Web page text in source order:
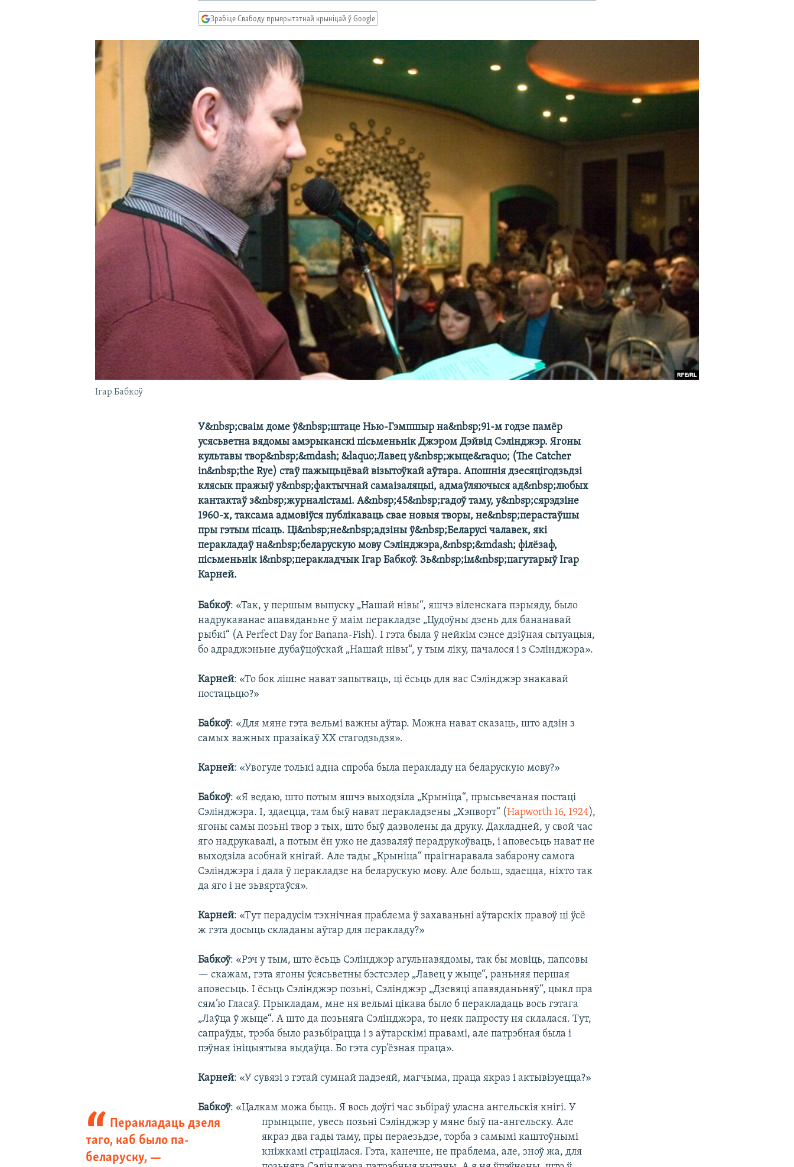
Зрабіце Свабоду прыярытэтнай крыніцай ў Google
Ігар Бабкоў
У&nbsp;сваім доме ў&nbsp;штаце Нью-Гэмпшыр на&nbsp;91-м годзе памёр
усясьветна вядомы амэрыканскі пісьменьнік Джэром Дэйвід Сэлінджэр. Ягоны
культавы твор&nbsp;&mdash; &laquo;Лавец у&nbsp;жыце&raquo; (The Catcher
in&nbsp;the Rye) стаў пажыцьцёвай візытоўкай аўтара. Апошнія дзесяцігодзьдзі
клясык пражыў у&nbsp;фактычнай самаізаляцыі, адмаўляючыся ад&nbsp;любых
кантактаў з&nbsp;журналістамі. А&nbsp;45&nbsp;гадоў таму, у&nbsp;сярэдзіне
1960-х, таксама адмовіўся публікаваць свае новыя творы, не&nbsp;перастаўшы
пры гэтым пісаць. Ці&nbsp;не&nbsp;адзіны ў&nbsp;Беларусі чалавек, які
перакладаў на&nbsp;беларускую мову Сэлінджэра,&nbsp;&mdash; філёзаф,
пісьменьнік і&nbsp;перакладчык Ігар Бабкоў. Зь&nbsp;ім&nbsp;пагутарыў Ігар
Карней.
Бабкоў: «Так, у першым выпуску „Нашай нівы“, яшчэ віленскага пэрыяду, было
надрукаванае апавяданьне ў маім перакладзе „Цудоўны дзень для бананавай
рыбкі“ (A Perfect Day for Banana-Fish). І гэта была ў нейкім сэнсе дзіўная сытуацыя,
бо адраджэньне дубаўцоўскай „Нашай нівы“, у тым ліку, пачалося і з Сэлінджэра».
Карней: «То бок лішне нават запытваць, ці ёсьць для вас Сэлінджэр знакавай
постацьцю?»
Бабкоў: «Для мяне гэта вельмі важны аўтар. Можна нават сказаць, што адзін з
самых важных празаікаў ХХ стагодзьдзя».
Карней: «Увогуле толькі адна спроба была перакладу на беларускую мову?»
Бабкоў: «Я ведаю, што потым яшчэ выходзіла „Крыніца“, прысьвечаная постаці
Сэлінджэра. І, здаецца, там быў нават перакладзены „Хэпворт“ (Hapworth 16, 1924),
ягоны самы позьні твор з тых, што быў дазволены да друку. Дакладней, у свой час
яго надрукавалі, а потым ён ужо не дазваляў перадрукоўваць, і аповесьць нават не
выходзіла асобнай кнігай. Але тады „Крыніца“ праігнаравала забарону самога
Сэлінджэра і дала ў перакладзе на беларускую мову. Але больш, здаецца, ніхто так
да яго і не зьвяртаўся».
Карней: «Тут перадусім тэхнічная праблема ў захаваньні аўтарскіх правоў ці ўсё
ж гэта досыць складаны аўтар для перакладу?»
Бабкоў: «Рэч у тым, што ёсьць Сэлінджэр агульнавядомы, так бы мовіць, папсовы
— скажам, гэта ягоны ўсясьветны бэстсэлер „Лавец у жыце“, раньняя першая
аповесьць. І ёсьць Сэлінджэр позьні, Сэлінджэр „Дзевяці апавяданьняў“, цыкл пра
сям’ю Гласаў. Прыкладам, мне ня вельмі цікава было б перакладаць вось гэтага
„Лаўца ў жыце“. А што да позьняга Сэлінджэра, то неяк папросту ня склалася. Тут,
сапраўды, трэба было разьбірацца і з аўтарскімі правамі, але патрэбная была і
пэўная ініцыятыва выдаўца. Бо гэта сур’ёзная праца».
Карней: «У сувязі з гэтай сумнай падзеяй, магчыма, праца якраз і актывізуецца?»
Бабкоў: «Цалкам можа быць. Я вось доўгі час зьбіраў уласна ангельскія кнігі.
Перакладаць дзеля
таго, каб было па-
беларуску, —
У
прынцыпе, увесь позьні Сэлінджэр у мяне быў па-ангельску. Але
якраз два гады таму, пры пераезьдзе, торба з самымі каштоўнымі
кніжкамі страцілася. Гэта, канечне, не праблема, але, зноў жа, для